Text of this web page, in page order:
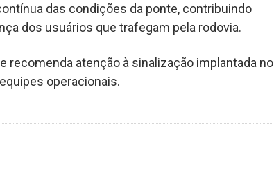
das condições da ponte, contribuindo
dos usuários que trafegam pela rodovia.
recomenda atenção à sinalização implantada no
operacionais.